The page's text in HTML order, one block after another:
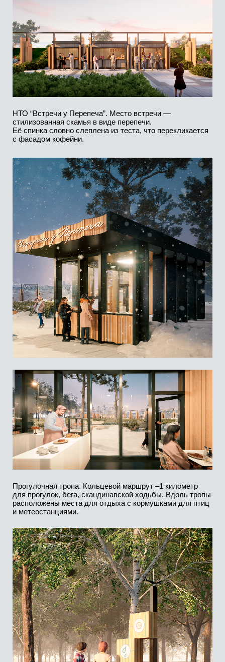
Прогулочная тропа. Кольцевой маршрут –1 километр
для прогулок, бега, скандинавской ходьбы. Вдоль тропы
расположены места для отдыха с кормушками для птиц
и метеостанциями.
Стекольное производство, это исторический и
экономический фундамент города. Визуальное решение
площадки стилизовано под стекольные флаконы,
отражающие градообразующие предприятия города
(Завод Свет и Красная Звезда)
Модульный туалет
Локация проекта